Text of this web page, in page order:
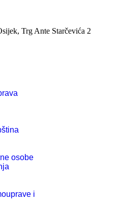
Trg Ante Starčevića 2
osobe
i